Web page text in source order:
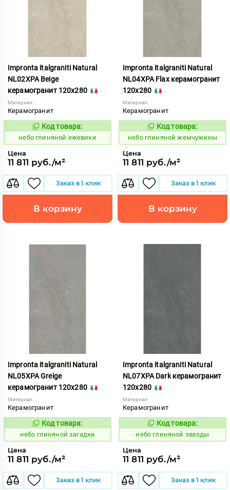
Impronta italgraniti Natural
NL02XPA Beige
керамогранит 120x280
Материал:
Керамогранит
1111524
Код товара:
небо глиняной ежевики
Цена
11 811 руб./м²
Заказ в 1 клик
В корзину
Impronta italgraniti Natural
NL04XPA Flax керамогранит
120x280
Материал:
Керамогранит
1111526
Код товара:
небо глиняной жемчужины
Цена
11 811 руб./м²
Заказ в 1 клик
В корзину
Impronta italgraniti Natural
NL05XPA Greige
керамогранит 120x280
Материал:
Керамогранит
1111527
Код товара:
небо глиняной загадки
Цена
11 811 руб./м²
Заказ в 1 клик
Impronta italgraniti Natural
NL07XPA Dark керамогранит
120x280
Материал:
Керамогранит
1111529
Код товара:
небо глиняной звезды
Цена
11 811 руб./м²
Заказ в 1 клик